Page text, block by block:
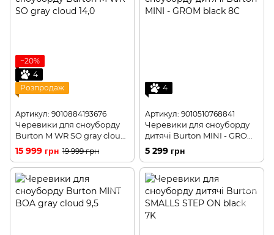
−20%
4
Розпродаж
Артикул: 9010884193676
Черевики для сноуборду
Burton M WR SO gray cloud
10,0
15 999 грн 19 999 грн
4
Артикул: 9010510768841
Черевики для сноуборду
дитячі Burton MINI - GROM
black 8C
5 299 грн